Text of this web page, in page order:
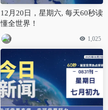
12月20日，星期六, 每天60秒读
懂全世界！
1,025